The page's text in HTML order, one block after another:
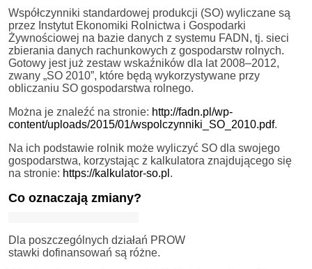
Współczynniki standardowej produkcji (SO) wyliczane są
przez Instytut Ekonomiki Rolnictwa i Gospodarki
Żywnościowej na bazie danych z systemu FADN, tj. sieci
zbierania danych rachunkowych z gospodarstw rolnych.
Gotowy jest już zestaw wskaźników dla lat 2008–2012,
zwany „SO 2010”, które będą wykorzystywane przy
obliczaniu SO gospodarstwa rolnego.
Można je znaleźć na stronie: http://fadn.pl/wp-
content/uploads/2015/01/wspolczynniki_SO_2010.pdf.
Na ich podstawie rolnik może wyliczyć SO dla swojego
gospodarstwa, korzystając z kalkulatora znajdującego się
na stronie: https://kalkulator-so.pl .
Co oznaczają zmiany?
Dla poszczególnych działań PROW
stawki dofinansowań są różne.